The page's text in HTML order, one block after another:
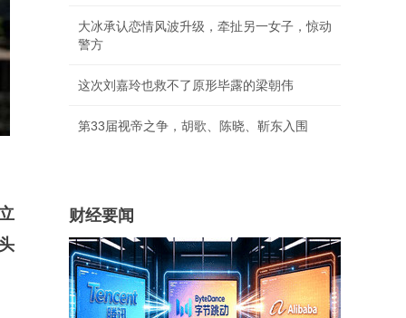
大冰承认恋情风波升级，牵扯另一女子，惊动
警方
这次刘嘉玲也救不了原形毕露的梁朝伟
第33届视帝之争，胡歌、陈晓、靳东入围
财经要闻